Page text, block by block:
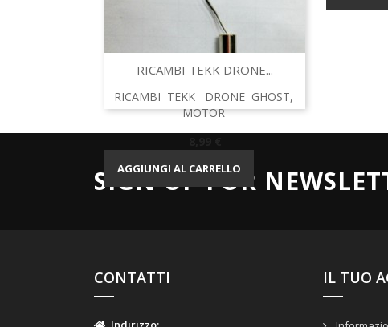
Anteprima
RICAMBI TEKK DRONE...
RICAMBI TEKK DRONE GHOST,
MOTOR
AGGIUNGI AL CARRELLO
SIGN UP FOR
CONTATTI IL TUO